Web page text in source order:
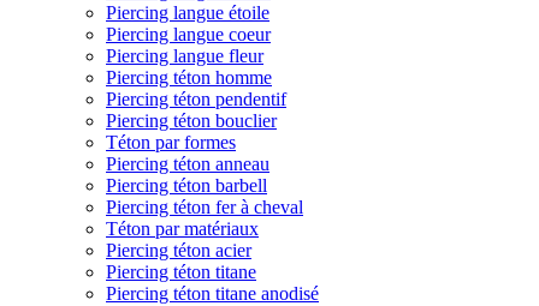
Piercing langue étoile
Piercing langue coeur
Piercing langue fleur
Piercing téton homme
Piercing téton pendentif
Piercing téton bouclier
Téton par formes
Piercing téton anneau
Piercing téton barbell
Piercing téton fer à cheval
Téton par matériaux
Piercing téton acier
Piercing téton titane
Piercing téton titane anodisé